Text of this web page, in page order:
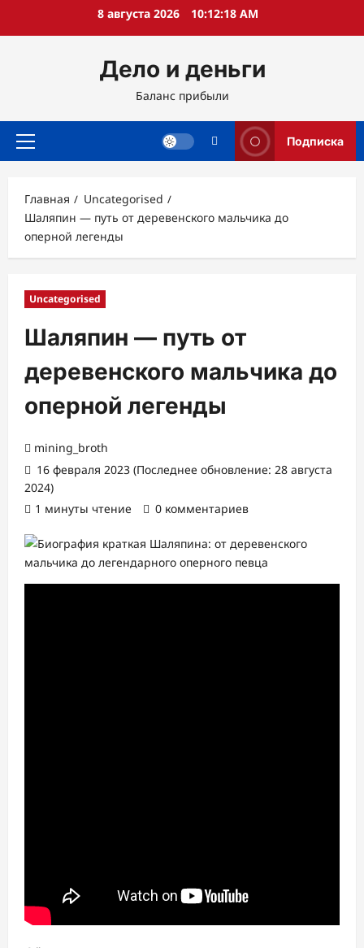
8 августа 2026 10:12:19 AM
Дело и деньги
Баланс прибыли
Основное
Подписка
Главная
Uncategorised
Шаляпин — путь от деревенского мальчика до
оперной легенды
Uncategorised
Шаляпин — путь от
деревенского мальчика до
оперной легенды
mining_broth
16 февраля 2023 (Последнее обновление: 28 августа
2024)
1 минуты чтение
0 комментариев